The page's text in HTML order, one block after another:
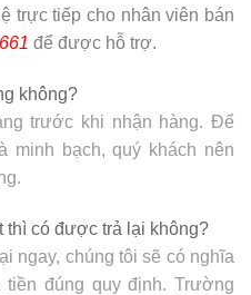
trực tiếp cho nhân viên bán
để được hỗ trợ.
không?
trước khi nhận hàng. Để
minh bạch, quý khách nên
thì có được trả lại không?
ngay, chúng tôi sẽ có nghĩa
đúng quy định. Trường